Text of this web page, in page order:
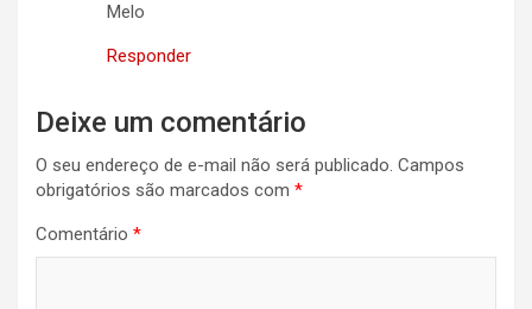
Melo
Responder
Deixe um comentário
O seu endereço de e-mail não será publicado. Campos
obrigatórios são marcados com *
Comentário *